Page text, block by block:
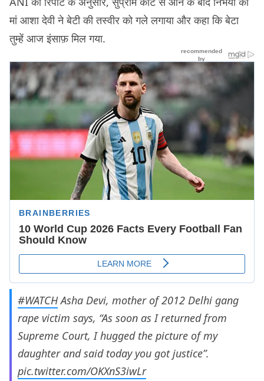
मां आशा देवी ने बेटी की तस्वीर को गले लगाया और कहा कि बेटा
तुम्हें आज इंसाफ़ मिल गया.
#WATCHAsha Devi, mother of 2012 Delhi gang
rape victim says, “As soon as I returned from
Supreme Court, I hugged the picture of my
daughter and said today you got justice”.
pic.twitter.com/OKXnS3iwLr